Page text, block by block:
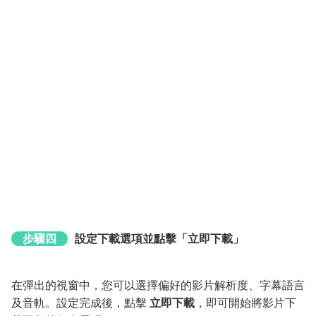
步驟四 設定下載選項並點擊「立即下載」
在彈出的視窗中，您可以選擇偏好的影片解析度、字幕語言
及音軌。設定完成後，點擊 立即下載 ，即可開始將影片下